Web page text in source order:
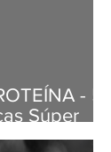
- 5
Súper